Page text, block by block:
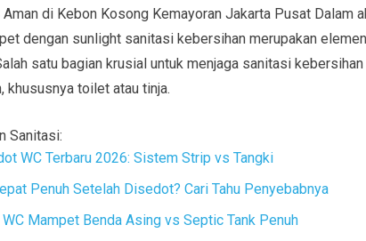
Aman di Kebon Kosong Kemayoran Jakarta Pusat Dalam
dengan sunlight sanitasi kebersihan merupakan
satu bagian krusial untuk menjaga sanitasi
khususnya toilet atau tinja.
Sanitasi:
WC Terbaru 2026: Sistem Strip vs Tangki
Penuh Setelah Disedot? Cari Tahu Penyebabnya
WC Mampet Benda Asing vs Septic Tank Penuh